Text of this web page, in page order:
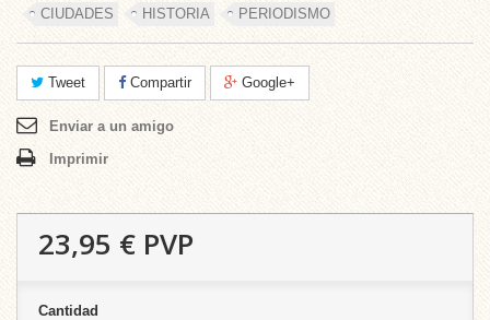
CIUDADES HISTORIA PERIODISMO
Tweet Compartir Google+
Enviar a un amigo
Imprimir
23,95 € PVP
Cantidad